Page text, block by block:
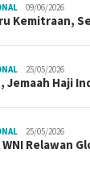
09/06/2026
Kemitraan,
25/05/2026
Jemaah Haji
25/05/2026
Relawan